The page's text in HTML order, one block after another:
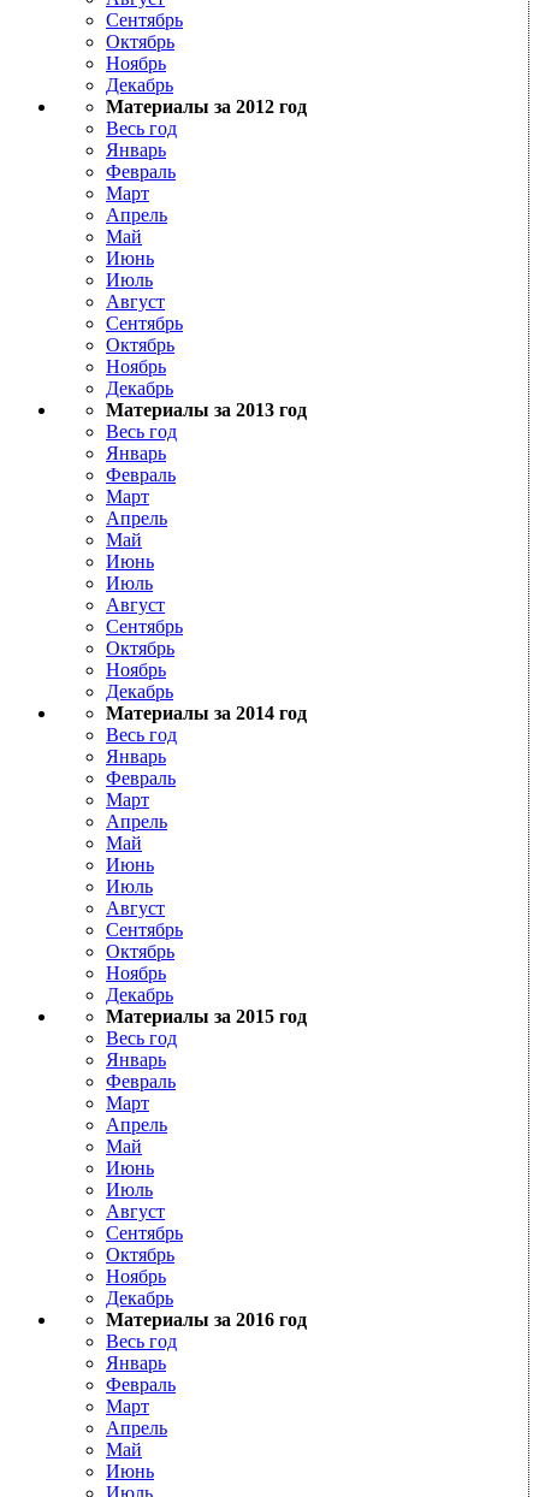
Сентябрь
Октябрь
Ноябрь
Декабрь
Материалы за 2012 год
Весь год
Январь
Февраль
Март
Апрель
Май
Июнь
Июль
Август
Сентябрь
Октябрь
Ноябрь
Декабрь
Материалы за 2013 год
Весь год
Январь
Февраль
Март
Апрель
Май
Июнь
Июль
Август
Сентябрь
Октябрь
Ноябрь
Декабрь
Материалы за 2014 год
Весь год
Январь
Февраль
Март
Апрель
Май
Июнь
Июль
Август
Сентябрь
Октябрь
Ноябрь
Декабрь
Материалы за 2015 год
Весь год
Январь
Февраль
Март
Апрель
Май
Июнь
Июль
Август
Сентябрь
Октябрь
Ноябрь
Декабрь
Материалы за 2016 год
Весь год
Январь
Февраль
Март
Апрель
Май
Июнь
Июль